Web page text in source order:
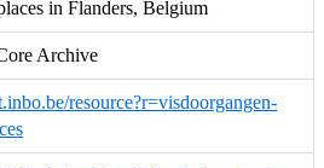
in Flanders, Belgium
Archive
resource?r=visdoorgangen-